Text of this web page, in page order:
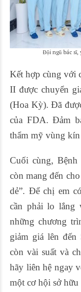
Đội ngũ bác sĩ,
Kết hợp cùng với
II được chuyển
(Hoa Kỳ). Đã
của FDA. Đảm
thẩm mỹ vùng
Cuối cùng,
còn mang đến
dẻ”. Để chị em
cần phải lo lắng
những chương
giảm giá lên
còn vài suất và
hãy liên hệ ngay
một cơ hội sở